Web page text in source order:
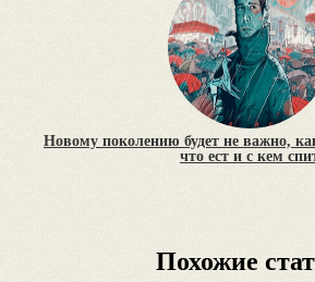
Новому поколению будет не важно,
что ест и с кем
Похожие